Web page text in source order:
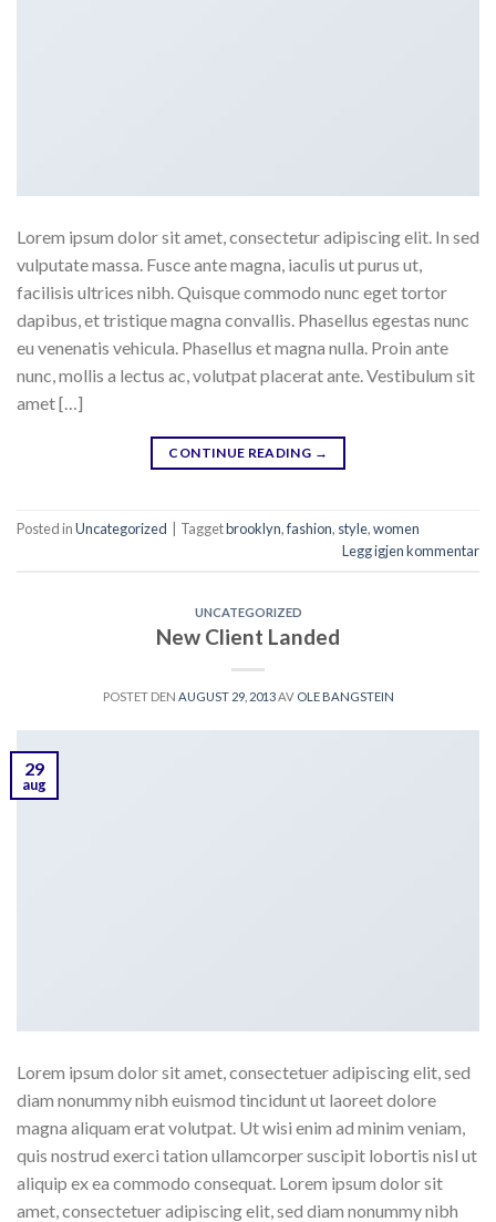
Lorem ipsum dolor sit amet, consectetur adipiscing elit. In sed
vulputate massa. Fusce ante magna, iaculis ut purus ut,
facilisis ultrices nibh. Quisque commodo nunc eget tortor
dapibus, et tristique magna convallis. Phasellus egestas nunc
eu venenatis vehicula. Phasellus et magna nulla. Proin ante
nunc, mollis a lectus ac, volutpat placerat ante. Vestibulum sit
amet […]
CONTINUE READING →
Posted inUncategorized Taggetbrooklyn,fashion, style,women
Legg igjen kommentar
UNCATEGORIZED
New Client Landed
POSTET DEN AUGUST 29, 2013AV OLE BANGSTEIN
29
aug
Lorem ipsum dolor sit amet, consectetuer adipiscing elit, sed
diam nonummy nibh euismod tincidunt ut laoreet dolore
magna aliquam erat volutpat. Ut wisi enim ad minim veniam,
quis nostrud exerci tation ullamcorper suscipit lobortis nisl ut
aliquip ex ea commodo consequat. Lorem ipsum dolor sit
amet, consectetuer adipiscing elit, sed diam nonummy nibh